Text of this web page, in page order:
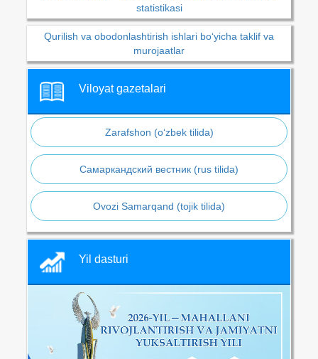
statistikasi
Qurilish va obodonlashtirish ishlari bo‘yicha taklif va
murojaatlar
Viloyat gazetalari
Zarafshon (o‘zbek tilida)
Самаркандский вестник (rus tilida)
Ovozi Samarqand (tojik tilida)
Yil dasturi